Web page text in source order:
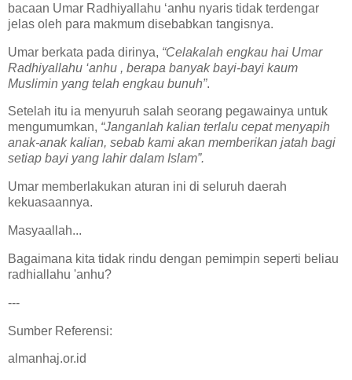
bacaan Umar Radhiyallahu ‘anhu nyaris tidak terdengar
jelas oleh para makmum disebabkan tangisnya.
Umar berkata pada dirinya, “Celakalah engkau hai Umar
Radhiyallahu ‘anhu , berapa banyak bayi-bayi kaum
Muslimin yang telah engkau bunuh”.
Setelah itu ia menyuruh salah seorang pegawainya untuk
mengumumkan, “Janganlah kalian terlalu cepat menyapih
anak-anak kalian, sebab kami akan memberikan jatah bagi
setiap bayi yang lahir dalam Islam”.
Umar memberlakukan aturan ini di seluruh daerah
kekuasaannya.
Masyaallah...
Bagaimana kita tidak rindu dengan pemimpin seperti beliau
radhiallahu 'anhu?
---
Sumber Referensi:
almanhaj.or.id